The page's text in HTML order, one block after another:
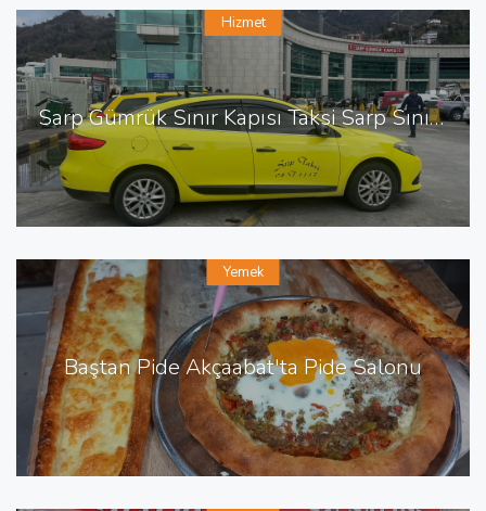
Sarp Gümrük Sınır Kapısı Taksi Sarp Sınır Kapısı En Yakın Taksi
Hizmet
Baştan Pide Akçaabat'ta Pide Salonu
Yemek